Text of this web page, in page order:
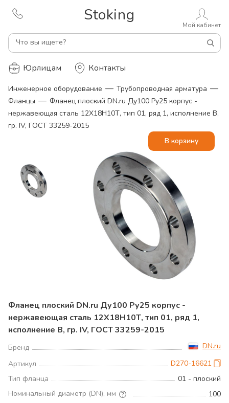
Stoking
Что вы ищете?
Мой кабинет
Юрлицам Контакты
Инженерное оборудование — Трубопроводная арматура —
Фланцы — Фланец плоский DN.ru Ду100 Ру25 корпус -
нержавеющая сталь 12Х18Н10Т, тип 01, ряд 1, исполнение B,
гр. IV, ГОСТ 33259-2015
Фланец плоский DN.ru Ду100 Ру25 корпус -
нержавеющая сталь 12Х18Н10Т, тип 01, ряд 1,
исполнение B, гр. IV, ГОСТ 33259-2015
Бренд
DN.ru
Артикул
D270-16621
Тип фланца
01 - плоский
Номинальный диаметр (DN), мм
100
В корзину